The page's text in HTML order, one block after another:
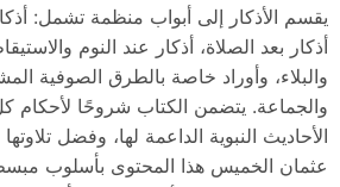
يقسم الأذكار إلى أبواب منظمة تشمل:
أذكار بعد الصلاة، أذكار عند النوم
والبلاء، وأوراد خاصة بالطرق الصوفية
والجماعة. يتضمن الكتاب شروحًا لأحكام
الأحاديث النبوية الداعمة لها، وفضل
عثمان الخميس هذا المحتوى بأسلوب